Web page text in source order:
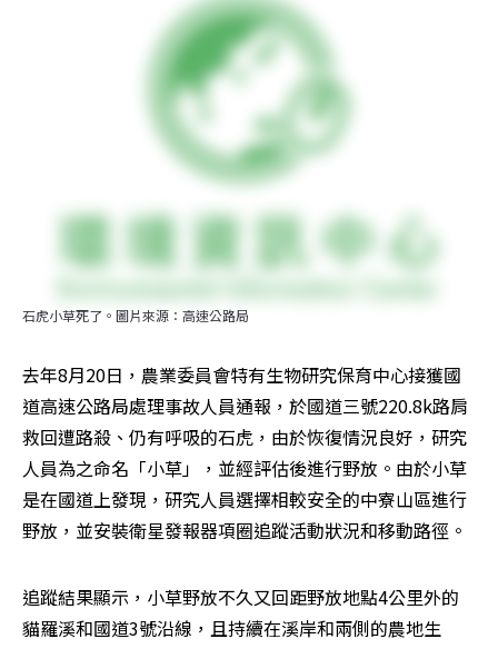
石虎小草死了。圖片來源：高速公路局
去年8月20日，農業委員會特有生物研究保育中心接獲國
道高速公路局處理事故人員通報，於國道三號220.8k路肩
救回遭路殺、仍有呼吸的石虎，由於恢復情況良好，研究
人員為之命名「小草」，並經評估後進行野放。由於小草
是在國道上發現，研究人員選擇相較安全的中寮山區進行
野放，並安裝衛星發報器項圈追蹤活動狀況和移動路徑。
追蹤結果顯示，小草野放不久又回距野放地點4公里外的
貓羅溪和國道3號沿線，且持續在溪岸和兩側的農地生